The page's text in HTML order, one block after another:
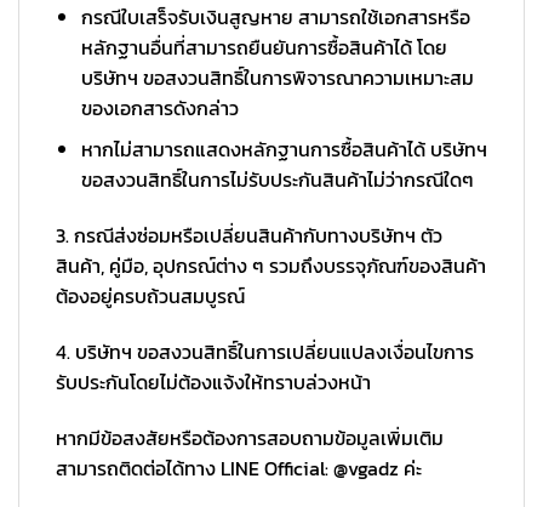
กรณีใบเสร็จรับเงินสูญหาย สามารถใช้เอกสารหรือ
หลักฐานอื่นที่สามารถยืนยันการซื้อสินค้าได้ โดย
บริษัทฯ ขอสงวนสิทธิ์ในการพิจารณาความเหมาะสม
ของเอกสารดังกล่าว
หากไม่สามารถแสดงหลักฐานการซื้อสินค้าได้ บริษัทฯ
ขอสงวนสิทธิ์ในการไม่รับประกันสินค้าไม่ว่ากรณีใดๆ
3. กรณีส่งซ่อมหรือเปลี่ยนสินค้ากับทางบริษัทฯ ตัว
สินค้า, คู่มือ, อุปกรณ์ต่าง ๆ รวมถึงบรรจุภัณฑ์ของสินค้า
ต้องอยู่ครบถ้วนสมบูรณ์
4. บริษัทฯ ขอสงวนสิทธิ์ในการเปลี่ยนแปลงเงื่อนไขการ
รับประกันโดยไม่ต้องแจ้งให้ทราบล่วงหน้า
หากมีข้อสงสัยหรือต้องการสอบถามข้อมูลเพิ่มเติม
สามารถติดต่อได้ทาง LINE Official: @vgadz ค่ะ